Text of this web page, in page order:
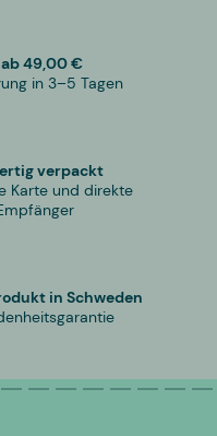
49,00 €
in 3–5 Tagen
verpackt
Karte und direkte
in Schweden